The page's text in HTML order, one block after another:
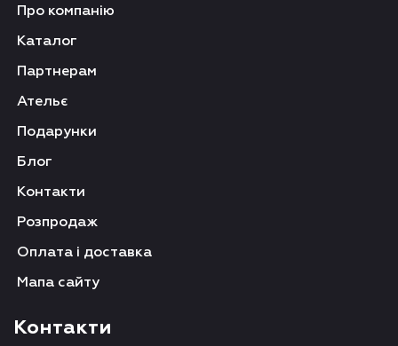
Про компанію
Каталог
Партнерам
Ательє
Подарунки
Блог
Контакти
Розпродаж
Оплата і доставка
Мапа сайту
Контакти